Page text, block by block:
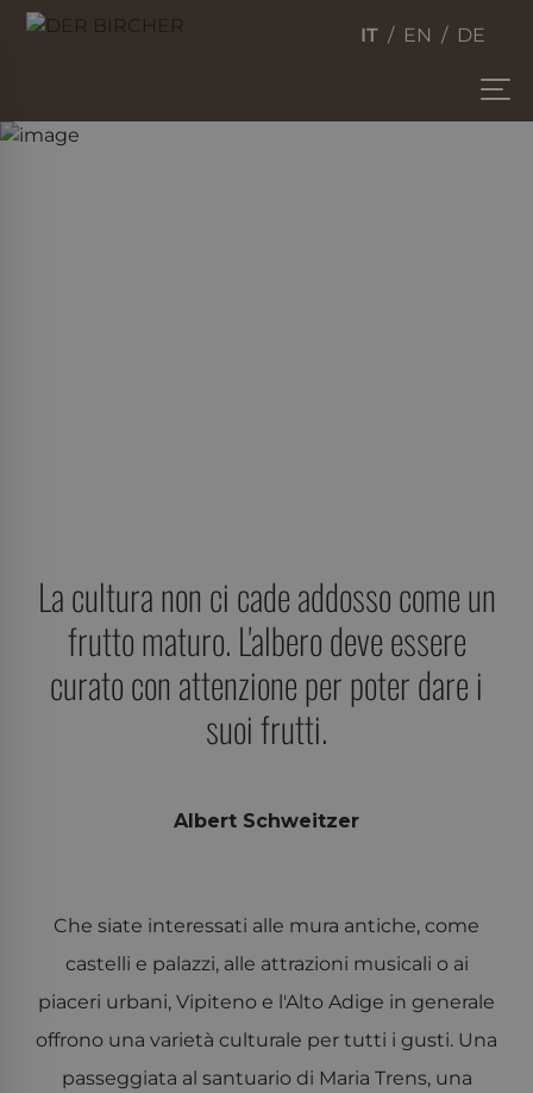
EN DE
IT
La cultura non ci cade addosso come un
frutto maturo. L'albero deve essere
curato con attenzione per poter dare i
suoi frutti.
Albert Schweitzer
Che siate interessati alle mura antiche, come
castelli e palazzi, alle attrazioni musicali o ai
piaceri urbani, Vipiteno e l'Alto Adige in generale
offrono una varietà culturale per tutti i gusti. Una
passeggiata al santuario di Maria Trens, una